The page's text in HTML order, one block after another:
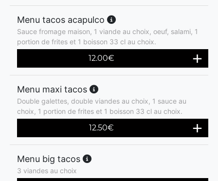
Menu tacos acapulco
Sauce fromage maison, 1 viande au choix, oeuf, salami, 1
portion de frites et 1 boisson 33 cl au choix.
12.00€
Menu maxi tacos
Double galettes, double viandes au choix, 1 sauce au
choix, 1 portion de frites et 1 boisson 33 cl au choix.
12.50€
Menu big tacos
3 viandes au choix